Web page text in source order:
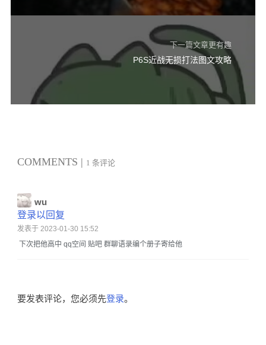
下一篇文章更有趣
P6S近战无损打法图文攻略
COMMENTS | 1 条评论
wu
登录以回复
发表于 2023-01-30 15:52
下次把他高中 qq空间 贴吧 群聊语录编个册子寄给他
要发表评论，您必须先登录。